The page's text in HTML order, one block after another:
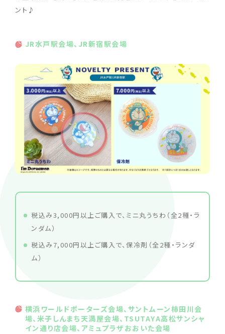
ント♪
JR水戸駅会場、JR新宿駅会場
税込み3,000円以上ご購入で、ミニ丸うちわ（全2種・ラ
ンダム）
税込み7,000円以上ご購入で、保冷剤（全2種・ランダ
ム）
横浜ワールドポーターズ会場、サントムーン柿田川会
場、米子しんまち天満屋会場、TSUTAYA高松サンシャ
イン通り店会場、アミュプラザおおいた会場